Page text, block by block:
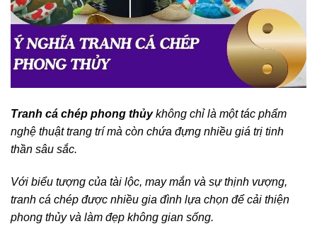
Tranh cá chép phong thủykhông chỉ là một tác phẩm
nghệ thuật trang trí mà còn chứa đựng nhiều giá trị tinh
thần sâu sắc.
Với biểu tượng của tài lộc, may mắn và sự thịnh vượng,
tranh cá chép được nhiều gia đình lựa chọn để cải thiện
phong thủy và làm đẹp không gian sống.